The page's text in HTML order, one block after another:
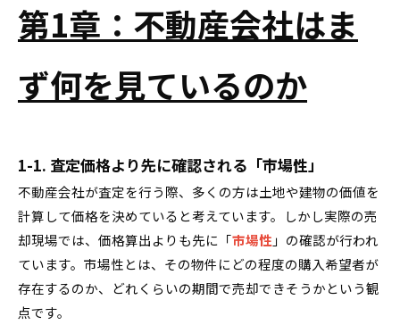
第1章：不動産会社はま
ず何を見ているのか
1-1. 査定価格より先に確認される「市場性」
不動産会社が査定を行う際、多くの方は土地や建物の価値を
計算して価格を決めていると考えています。しかし実際の売
却現場では、価格算出よりも先に「市場性 」の確認が行われ
ています。市場性とは、その物件にどの程度の購入希望者が
存在するのか、どれくらいの期間で売却できそうかという観
点です。